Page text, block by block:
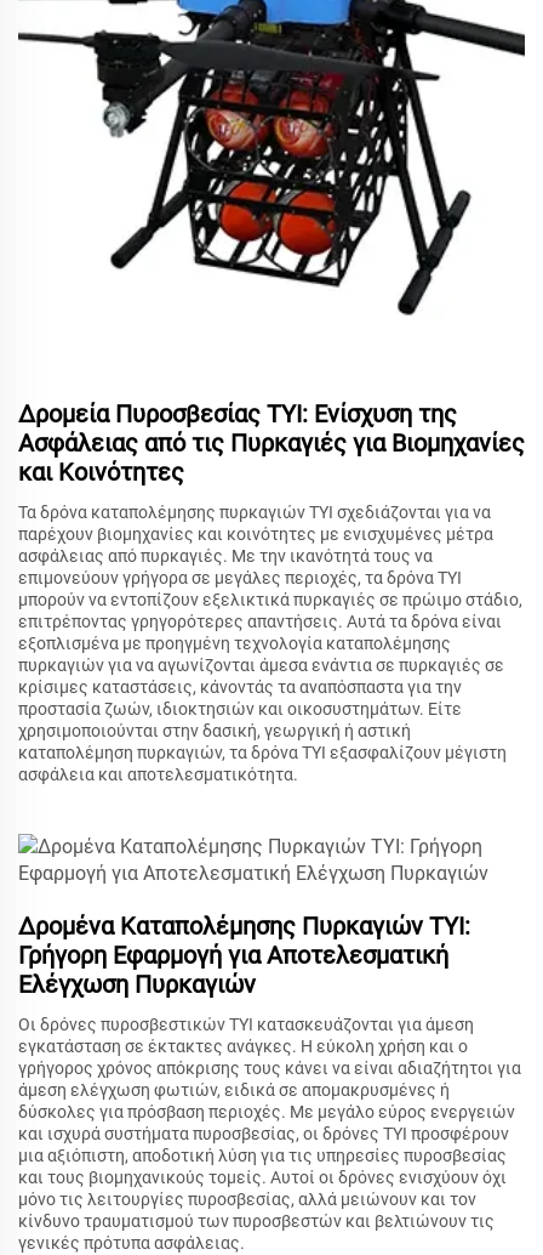
Δρομεία Πυροσβεσίας TYI: Ενίσχυση της
Ασφάλειας από τις Πυρκαγιές για Βιομηχανίες
και Κοινότητες
Τα δρόνα καταπολέμησης πυρκαγιών TYI σχεδιάζονται για να
παρέχουν βιομηχανίες και κοινότητες με ενισχυμένες μέτρα
ασφάλειας από πυρκαγιές. Με την ικανότητά τους να
επιμονεύουν γρήγορα σε μεγάλες περιοχές, τα δρόνα TYI
μπορούν να εντοπίζουν εξελικτικά πυρκαγιές σε πρώιμο στάδιο,
επιτρέποντας γρηγορότερες απαντήσεις. Αυτά τα δρόνα είναι
εξοπλισμένα με προηγμένη τεχνολογία καταπολέμησης
πυρκαγιών για να αγωνίζονται άμεσα ενάντια σε πυρκαγιές σε
κρίσιμες καταστάσεις, κάνοντάς τα αναπόσπαστα για την
προστασία ζωών, ιδιοκτησιών και οικοσυστημάτων. Είτε
χρησιμοποιούνται στην δασική, γεωργική ή αστική
καταπολέμηση πυρκαγιών, τα δρόνα TYI εξασφαλίζουν μέγιστη
ασφάλεια και αποτελεσματικότητα.
Δρομένα Καταπολέμησης Πυρκαγιών TYI:
Γρήγορη Εφαρμογή για Αποτελεσματική
Ελέγχωση Πυρκαγιών
Οι δρόνες πυροσβεστικών TYI κατασκευάζονται για άμεση
εγκατάσταση σε έκτακτες ανάγκες. Η εύκολη χρήση και ο
γρήγορος χρόνος απόκρισης τους κάνει να είναι αδιαζήτητοι για
άμεση ελέγχωση φωτιών, ειδικά σε απομακρυσμένες ή
δύσκολες για πρόσβαση περιοχές. Με μεγάλο εύρος ενεργειών
και ισχυρά συστήματα πυροσβεσίας, οι δρόνες TYI προσφέρουν
μια αξιόπιστη, αποδοτική λύση για τις υπηρεσίες πυροσβεσίας
και τους βιομηχανικούς τομείς. Αυτοί οι δρόνες ενισχύουν όχι
μόνο τις λειτουργίες πυροσβεσίας, αλλά μειώνουν και τον
κίνδυνο τραυματισμού των πυροσβεστών και βελτιώνουν τις
γενικές πρότυπα ασφάλειας.